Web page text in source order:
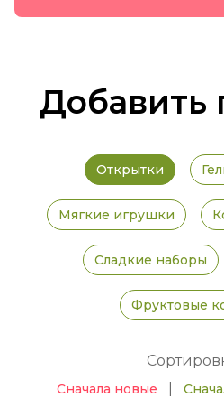
Добавить
Открытки
Мягкие игрушки
Сладкие наборы
Фруктовые
Сначала новые